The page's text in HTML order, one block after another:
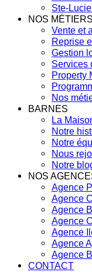
Ste-
NOS MÉTIERS
Vente et
Reprise
Gestion
Services
Property
Nos
BARNES
La
Notre
Notre
Nous
Notre
NOS
Agence
Agence
Agence
Agence
Agence
Agence
Agence
CONTACT